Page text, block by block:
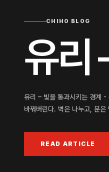
CHIHO BLOG
유리
유리 – 빛을 통과시키는 경계 -
바꿔버린다. 벽은 나누고, 문
READ ARTICLE